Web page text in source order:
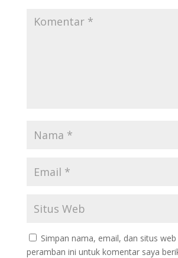
Simpan nama, email, dan situs
peramban ini untuk komentar saya